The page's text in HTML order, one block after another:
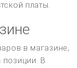
платы.
в магазине,
позиции. В